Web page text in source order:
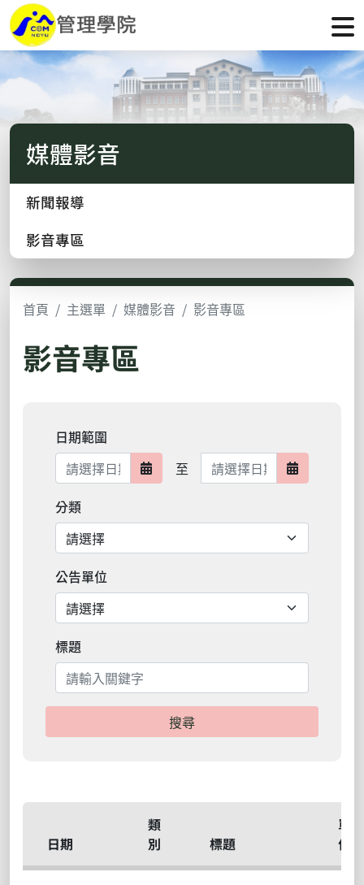
媒體影音
新聞報導
影音專區
首頁 主選單 媒體影音 影音專區
影音專區
日期範圍
日期範圍開始
至 日期範圍結束 日期範圍
分類
公告單位
標題
搜尋
日期
類
別
標題
單
位